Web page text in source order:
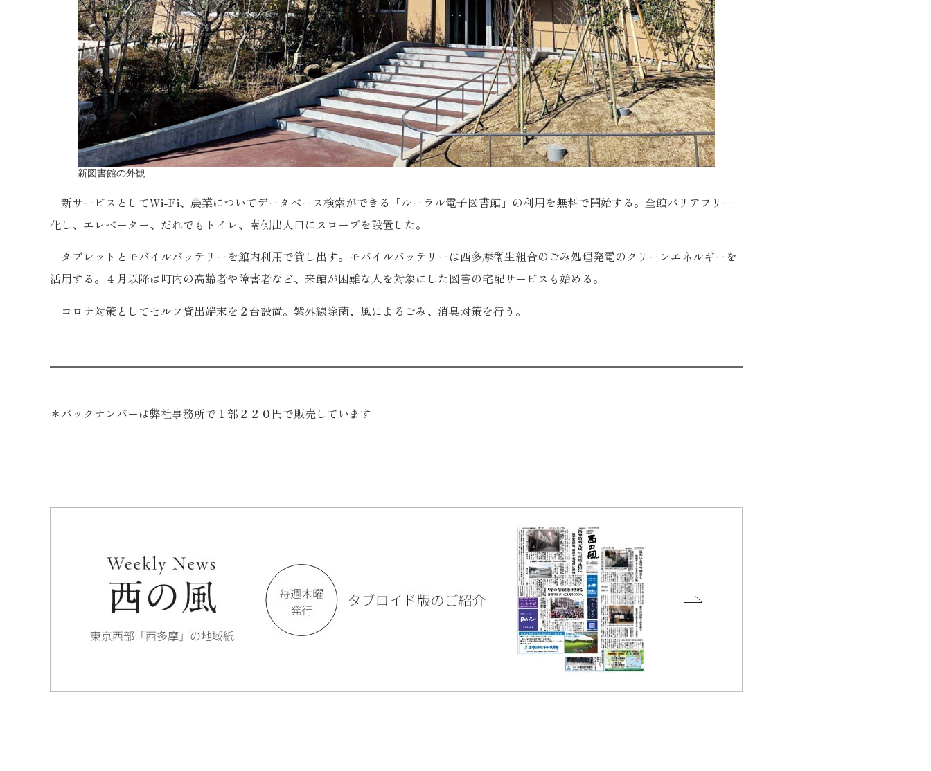
新図書館の外観
新サービスとしてWi-Fi、農業についてデータベース検索ができる「ルーラル電子図書館」の利用を無料で開始する。全館バリアフリー
化し、エレベーター、だれでもトイレ、南側出入口にスロープを設置した。
タブレットとモバイルバッテリーを館内利用で貸し出す。モバイルバッテリーは西多摩衛生組合のごみ処理発電のクリーンエネルギーを
活用する。４月以降は町内の高齢者や障害者など、来館が困難な人を対象にした図書の宅配サービスも始める。
コロナ対策としてセルフ貸出端末を２台設置。紫外線除菌、風によるごみ、消臭対策を行う。
＊バックナンバーは弊社事務所で１部２２０円で販売しています